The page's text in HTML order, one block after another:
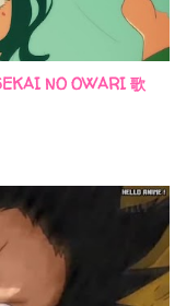
NO OWARI 歌